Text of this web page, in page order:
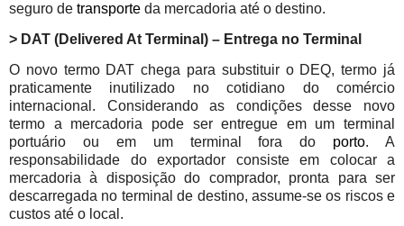
seguro de transporte da mercadoria até o destino.
> DAT (Delivered At Terminal) – Entrega no Terminal
O novo termo DAT chega para substituir o DEQ, termo já
praticamente inutilizado no cotidiano do comércio
internacional. Considerando as condições desse novo
termo a mercadoria pode ser entregue em um terminal
portuário ou em um terminal fora do porto. A
responsabilidade do exportador consiste em colocar a
mercadoria à disposição do comprador, pronta para ser
descarregada no terminal de destino, assume-se os riscos e
custos até o local.